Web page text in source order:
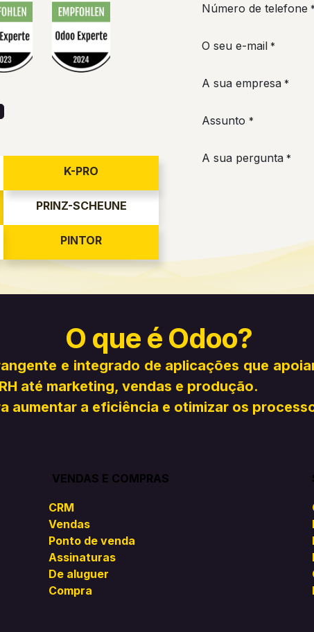
Número de telefone
O seu e-mail *
A sua empresa*
Assunto *
A sua pergunta*
PRINZ-SCHEUNE
K-PRO
PINTOR
O que é Odoo?
e integrado de aplicações que
até marketing, vendas e produção.
aumentar a eficiência e otimizar os
VENDAS E COMPRAS
CRM
Vendas
Ponto de venda
Assinaturas
De aluguer
Compra